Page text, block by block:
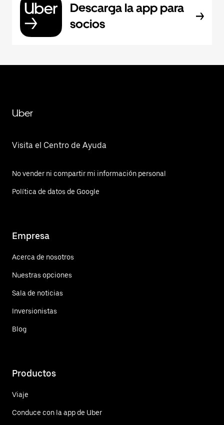
Descarga la app para
socios
Uber
Visita el Centro de Ayuda
No vender ni compartir mi información personal
Política de datos de Google
Empresa
Acerca de nosotros
Nuestras opciones
Sala de noticias
Inversionistas
Blog
Productos
Viaje
Conduce con la app de Uber